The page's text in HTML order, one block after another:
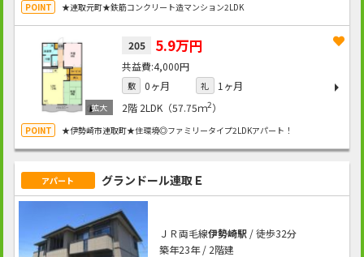
★連取元町★鉄筋コンクリート造マンション2LDK
205 5.9万円
4,000円
敷 0ヶ月 礼
1ヶ月
2階 2LDK（57.75ｍ2）
★伊勢崎市連取町★住環境◎ファミリータイプ2LDKアパート！
アパート グランドール連取Ｅ
ＪＲ両毛線伊勢崎駅/ 徒歩32分
築年23年 / 2階建